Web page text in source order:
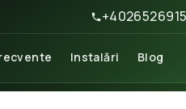
Instalări Blog